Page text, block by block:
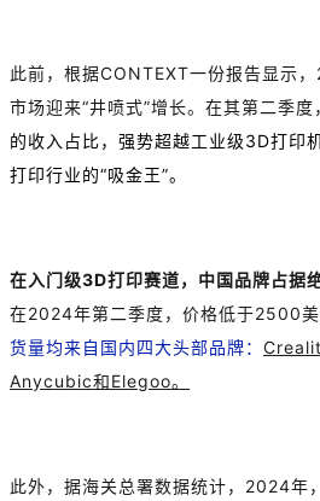
此前，根据CONTEXT一份报告显示
市场迎来“井喷式”增长。在其第二季度
的收入占比，强势超越工业级3D打印
打印行业的“吸金王”。
在入门级3D打印赛道，中国品牌占据
在2024年第二季度，价格低于2500美
货量均来自国内四大头部品牌：
Anycubic和Elegoo。
此外，据海关总署数据统计，2024年